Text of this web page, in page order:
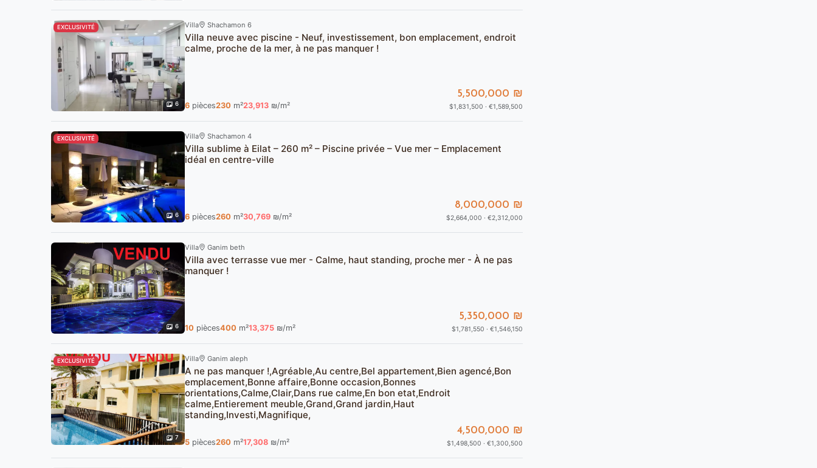
EXCLUSIVITÉ
6
Villa Shachamon 6
Villa neuve avec piscine - Neuf, investissement, bon emplacement, endroit
calme, proche de la mer, à ne pas manquer !
6 pièces230 m²23,913 ₪/m²
5,500,000 ₪
$1,831,500 · €1,589,500
EXCLUSIVITÉ
6
Villa Shachamon 4
Villa sublime à Eilat – 260 m² – Piscine privée – Vue mer – Emplacement
idéal en centre-ville
6 pièces260 m²30,769 ₪/m²
8,000,000 ₪
$2,664,000 · €2,312,000
6
Villa Ganim beth
Villa avec terrasse vue mer - Calme, haut standing, proche mer - À ne pas
manquer !
10 pièces400 m²13,375 ₪/m²
5,350,000 ₪
$1,781,550 · €1,546,150
EXCLUSIVITÉ
7
Villa Ganim aleph
A ne pas manquer !,Agréable,Au centre,Bel appartement,Bien agencé,Bon
emplacement,Bonne affaire,Bonne occasion,Bonnes
orientations,Calme,Clair,Dans rue calme,En bon etat,Endroit
calme,Entierement meuble,Grand,Grand jardin,Haut
standing,Investi,Magnifique,
5 pièces260 m²17,308 ₪/m²
4,500,000 ₪
$1,498,500 · €1,300,500